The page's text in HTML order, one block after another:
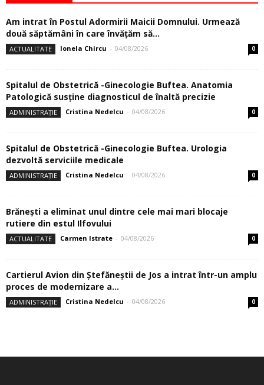
Am intrat în Postul Adormirii Maicii Domnului. Urmează
două săptămâni în care învăţăm să...
ACTUALITATE Ionela Chircu - 04/08/2026 0
Spitalul de Obstetrică -Ginecologie Buftea. Anatomia
Patologică susţine diagnosticul de înaltă precizie
ADMINISTRAȚIE Cristina Nedelcu - 04/08/2026 0
Spitalul de Obstetrică -Ginecologie Buftea. Urologia
dezvoltă serviciile medicale
ADMINISTRAȚIE Cristina Nedelcu - 04/08/2026 0
Brănești a eliminat unul dintre cele mai mari blocaje
rutiere din estul Ilfovului
ACTUALITATE Carmen Istrate - 04/08/2026 0
Cartierul Avion din Ştefăneştii de Jos a intrat într-un amplu
proces de modernizare a...
ADMINISTRAȚIE Cristina Nedelcu - 04/08/2026 0